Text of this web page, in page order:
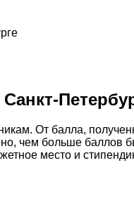
От балла,
чем больше баллов
место и